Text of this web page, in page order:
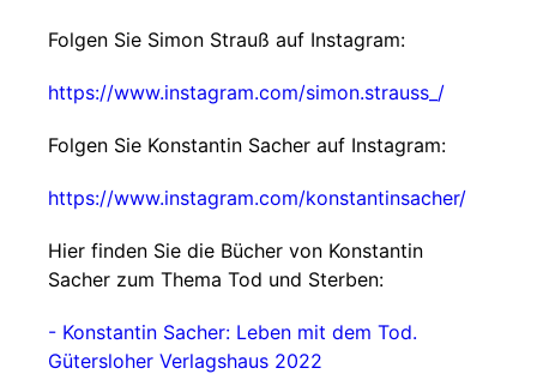
Folgen Sie Simon Strauß auf Instagram:
https://www.instagram.com/simon.strauss_/
Folgen Sie Konstantin Sacher auf Instagram:
https://www.instagram.com/konstantinsacher/
Hier finden Sie die Bücher von Konstantin
Sacher zum Thema Tod und Sterben:
- Konstantin Sacher: Leben mit dem Tod.
Gütersloher Verlagshaus 2022